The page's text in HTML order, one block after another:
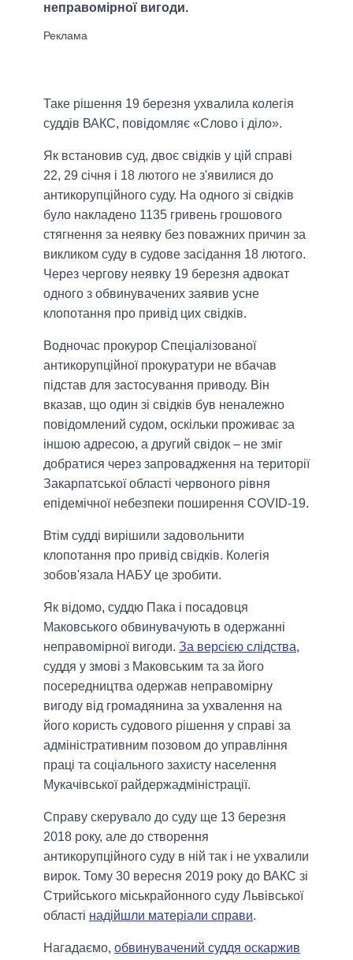
неправомірної вигоди.
Таке рішення 19 березня ухвалила колегія
суддів ВАКС, повідомляє «Слово і діло».
Як встановив суд, двоє свідків у цій справі
22, 29 січня і 18 лютого не з'явилися до
антикорупційного суду. На одного зі свідків
було накладено 1135 гривень грошового
стягнення за неявку без поважних причин за
викликом суду в судове засідання 18 лютого.
Через чергову неявку 19 березня адвокат
одного з обвинувачених заявив усне
клопотання про привід цих свідків.
Водночас прокурор Спеціалізованої
антикорупційної прокуратури не вбачав
підстав для застосування приводу. Він
вказав, що один зі свідків був неналежно
повідомлений судом, оскільки проживає за
іншою адресою, а другий свідок – не зміг
добратися через запровадження на території
Закарпатської області червоного рівня
епідемічної небезпеки поширення COVID-19.
Втім судді вирішили задовольнити
клопотання про привід свідків. Колегія
зобов'язала НАБУ це зробити.
Як відомо, суддю Пака і посадовця
Маковського обвинувачують в одержанні
неправомірної вигоди. За версією слідства,
суддя у змові з Маковським та за його
посередництва одержав неправомірну
вигоду від громадянина за ухвалення на
його користь судового рішення у справі за
адміністративним позовом до управління
праці та соціального захисту населення
Мукачівської райдержадміністрації.
Справу скерувало до суду ще 13 березня
2018 року, але до створення
антикорупційного суду в ній так і не ухвалили
вирок. Тому 30 вересня 2019 року до ВАКС зі
Стрийського міськрайонного суду Львівської
області надійшли матеріали справи.
Нагадаємо, обвинувачений суддя оскаржив